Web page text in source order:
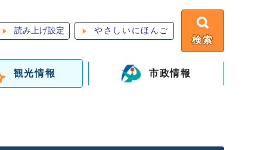
読み上げ設定 やさしいにほんご
検索
観光情報 市政情報